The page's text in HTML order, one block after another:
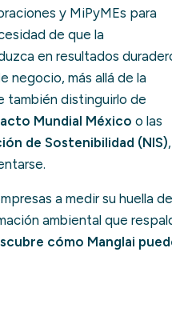
y MiPyMEs para
de que la
en resultados
negocio, más allá de la
también distinguirlo de
Mundial México o las
de Sostenibilidad (NIS),
a medir su huella de
ambiental que
cómo Manglai